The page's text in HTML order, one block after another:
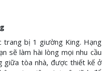
trang bị 1 giường King. Hạng
sẽ làm hài lòng mọi nhu cầu
giữa tòa nhà, được thiết kế ở